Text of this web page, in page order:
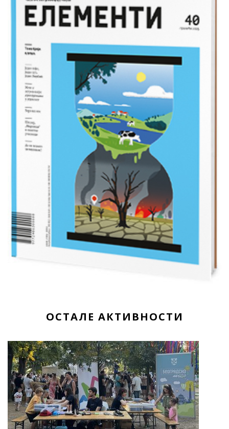
ОСТАЛЕ АКТИВНОСТИ